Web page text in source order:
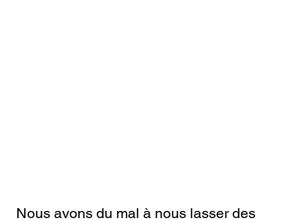
Nous avons du mal à nous lasser des